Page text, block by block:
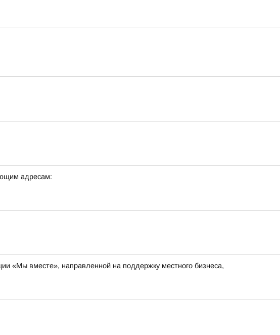
адресам:
«Мы вместе», направленной на поддержку местного бизнеса,